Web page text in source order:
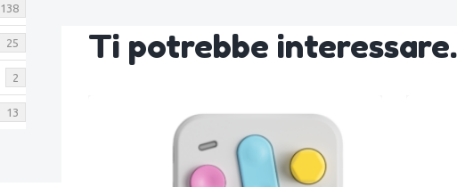
Ti potrebbe
138
25
2
13